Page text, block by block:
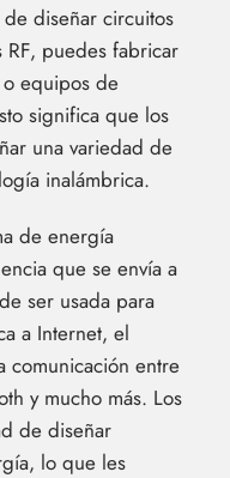
diseñar circuitos
puedes fabricar
equipos de
significa que los
una variedad de
inalámbrica.
de energía
que se envía a
ser usada para
a Internet, el
comunicación entre
y mucho más. Los
de diseñar
lo que les